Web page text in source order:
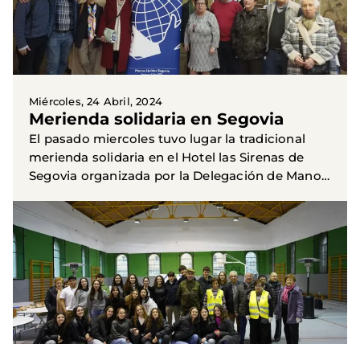
Miércoles, 24 Abril, 2024
Merienda solidaria en Segovia
El pasado miercoles tuvo lugar la tradicional
merienda solidaria en el Hotel las Sirenas de
Segovia organizada por la Delegación de Manos
acompañaron como...